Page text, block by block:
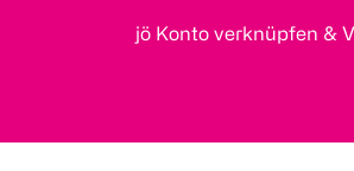
jö Konto verknüpfen &